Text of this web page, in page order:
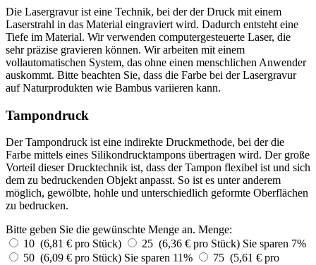
Die Lasergravur ist eine Technik, bei der der Druck mit einem
Laserstrahl in das Material eingraviert wird. Dadurch entsteht eine
Tiefe im Material. Wir verwenden computergesteuerte Laser, die
sehr präzise gravieren können. Wir arbeiten mit einem
vollautomatischen System, das ohne einen menschlichen Anwender
auskommt. Bitte beachten Sie, dass die Farbe bei der Lasergravur
auf Naturprodukten wie Bambus variieren kann.
Tampondruck
Der Tampondruck ist eine indirekte Druckmethode, bei der die
Farbe mittels eines Silikondrucktampons übertragen wird. Der große
Vorteil dieser Drucktechnik ist, dass der Tampon flexibel ist und sich
dem zu bedruckenden Objekt anpasst. So ist es unter anderem
möglich, gewölbte, hohle und unterschiedlich geformte Oberflächen
zu bedrucken.
Bitte geben Sie die gewünschte Menge an. Menge:
10 (6,81 € pro Stück)
25 (6,36 € pro Stück) Sie sparen 7%
50 (6,09 € pro Stück) Sie sparen 11%
75 (5,61 € pro